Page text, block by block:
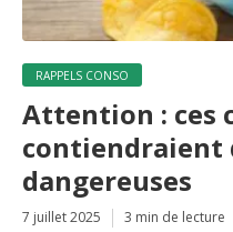
RAPPELS CONSO
Attention : ces
contiendraient
dangereuses
7 juillet 2025 3 min de lecture